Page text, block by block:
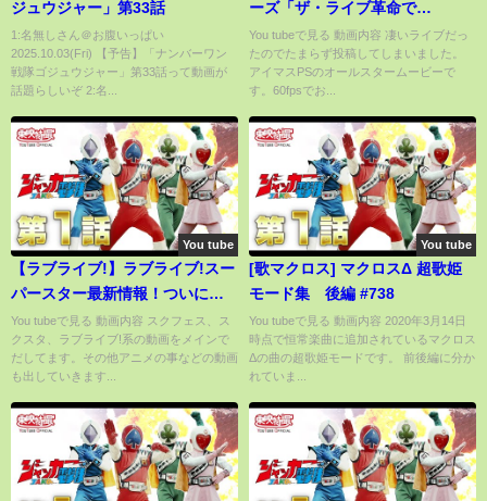
ジュウジャー」第33話
1:名無しさん＠お腹いっぱい
2025.10.03(Fri) 【予告】「ナンバーワン
戦隊ゴジュウジャー」第33話って動画が
話題らしいぞ 2:名...
ーズ「ザ・ライブ革命で
SHOW！」オールスターライブ
You tubeで見る 動画内容 凄いライブだっ
たのでたまらず投稿してしまいました。
アイマスPSのオールスタームービーで
す。60fpsでお...
You tube
【ラブライブ!】ラブライブ!スー
パースター最新情報！ついにキ
ャスト決定しましたぁぁ
ぁ！！！
You tubeで見る 動画内容 スクフェス、ス
クスタ、ラブライブ!系の動画をメインで
だしてます。その他アニメの事などの動画
も出していきます...
You tube
[歌マクロス] マクロスΔ 超歌姫
モード集 後編 #738
You tubeで見る 動画内容 2020年3月14日
時点で恒常楽曲に追加されているマクロス
Δの曲の超歌姫モードです。 前後編に分か
れていま...